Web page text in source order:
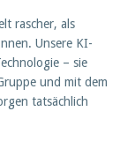
rascher, als
Unsere KI-
– sie
und mit dem
tatsächlich